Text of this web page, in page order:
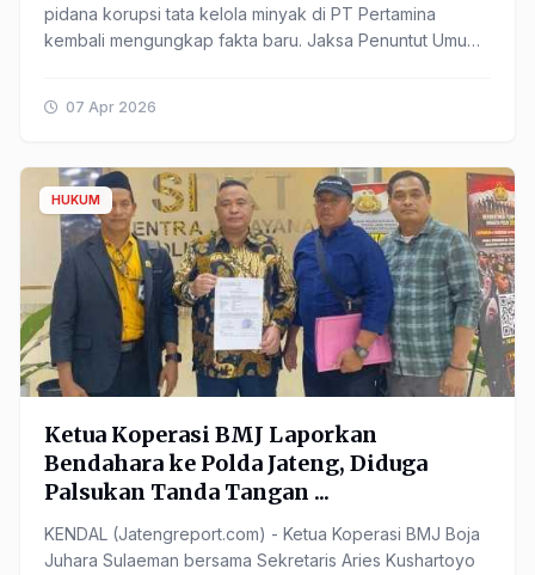
pidana korupsi tata kelola minyak di PT Pertamina
kembali mengungkap fakta baru. Jaksa Penuntut Umum
07 Apr 2026
HUKUM
Ketua Koperasi BMJ Laporkan
Bendahara ke Polda Jateng, Diduga
Palsukan Tanda Tangan ...
KENDAL (Jatengreport.com) - Ketua Koperasi BMJ Boja
Juhara Sulaeman bersama Sekretaris Aries Kushartoyo